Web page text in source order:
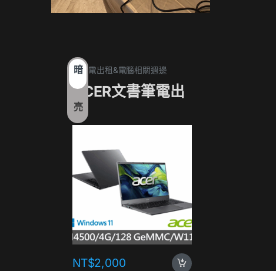
暗
亮
1. 筆電出租&電腦相關週邊
ACER文書筆電出
租
NT$2,000